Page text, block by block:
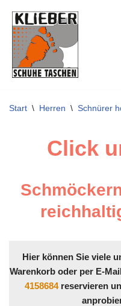
Zum
Inhalt
springen
Start \ Herren \ Schnürer
Click
Hier können Sie viele
Warenkorb oder per E-Mail
4158684reservieren